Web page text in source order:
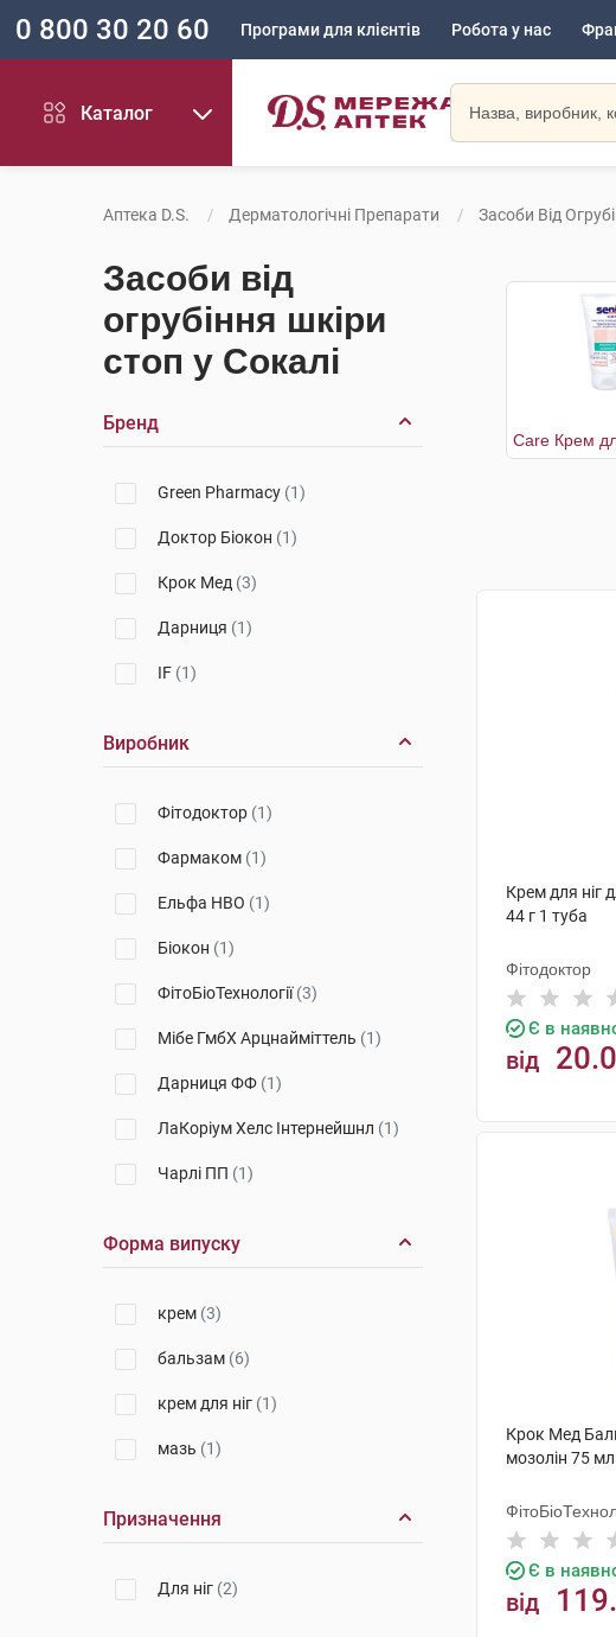
0 800 30 20 60 Програми для клієнтів Робота у нас
Каталог
Аптека D.S. Дерматологічні Препарати Засоби Від
Засоби від
огрубіння шкіри
стоп у Сокалі
Бренд
Green Pharmacy (1)
Доктор Біокон (1)
Крок Мед (3)
Дарниця (1)
IF (1)
Виробник
Фітодоктор (1)
Фармаком (1)
Ельфа НВО (1)
Біокон (1)
ФітоБіоТехнології(3)
Мібе ГмбХ Арцнайміттель (1)
Дарниця ФФ (1)
ЛаКоріум Хелс Інтернейшнл (1)
Чарлі ПП (1)
Форма випуску
крем (3)
бальзам (6)
крем для ніг (1)
мазь (1)
Призначення
Для ніг (2)
Крем для ніг
44 г 1 туба
Фітодоктор
Є в
від
Крок Мед
мозолін 75
Є в
від